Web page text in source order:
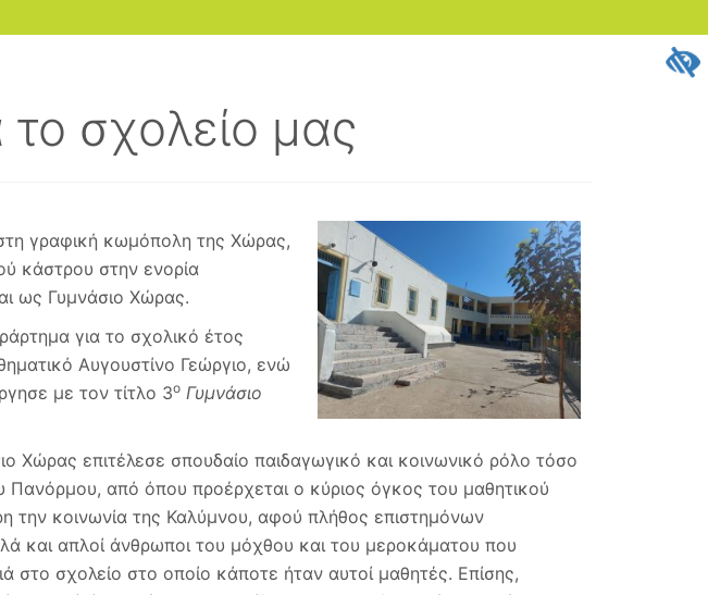
το σχολείο μας
γραφική κωμόπολη της Χώρας,
κάστρου στην ενορία
ως Γυμνάσιο Χώρας.
για το σχολικό έτος
Αυγουστίνο Γεώργιο, ενώ
με τον τίτλο 3ο Γυμνάσιο
Χώρας επιτέλεσε σπουδαίο παιδαγωγικό και κοινωνικό ρόλο τόσο
Πανόρμου, από όπου προέρχεται ο κύριος όγκος του μαθητικού
την κοινωνία της Καλύμνου, αφού πλήθος επιστημόνων
και απλοί άνθρωποι του μόχθου και του μεροκάματου που
στο σχολείο στο οποίο κάποτε ήταν αυτοί μαθητές. Επίσης,